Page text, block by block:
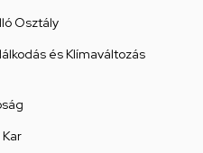
Osztály
és Klímaváltozás